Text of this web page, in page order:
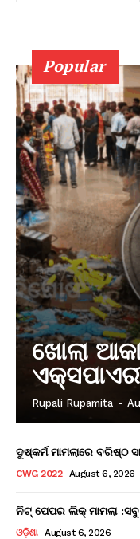
Popular
ଖୋଲା
Rupali Rupamita -
ଦୁଷ୍କର୍ମ ମାମଲାରେ ବରିଷ୍ଠ
CWG 2022 August 6, 2026
ନିଟ୍ ପେପର ଲିକ୍ ମାମଲା
ଓଡ଼ିଶା August 6, 2026